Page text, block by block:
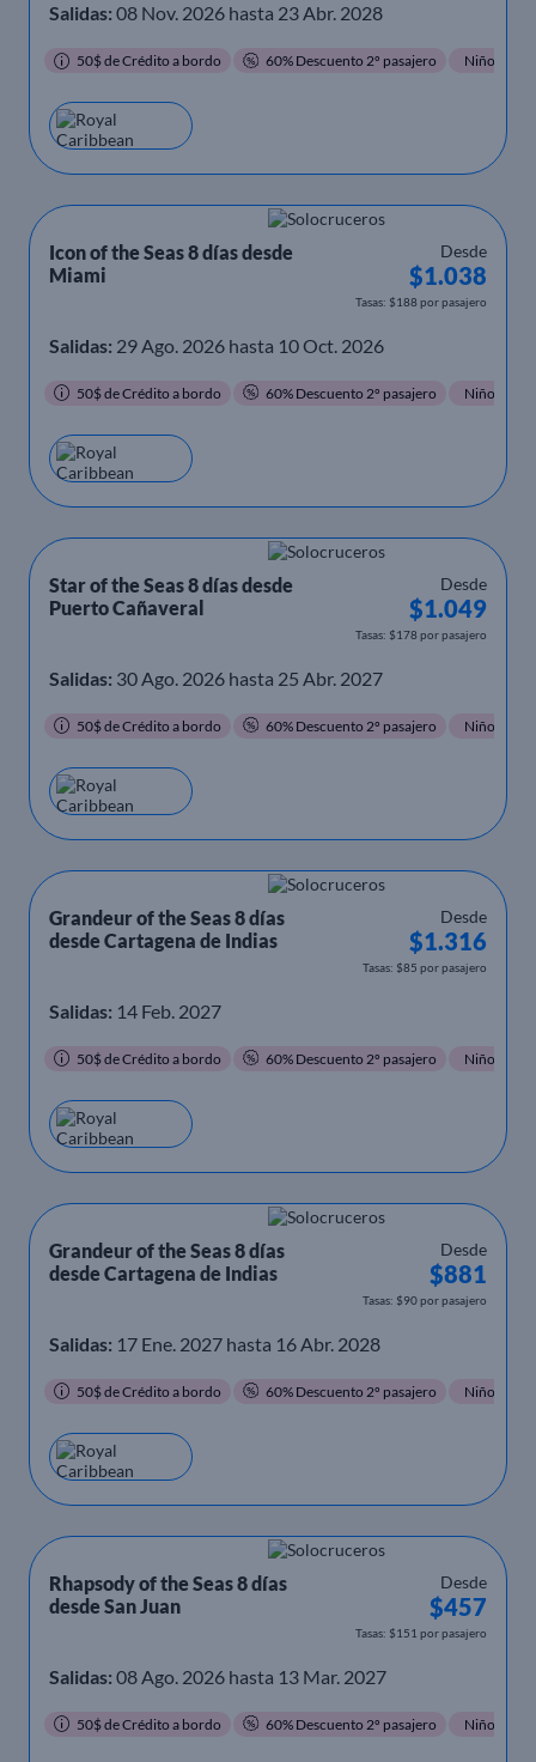
Salidas: 08 Nov. 2026 hasta 23 Abr. 2028
50$ de Crédito a bordo 60% Descuento 2º pasajero Niños
Icon of the Seas 8 días desde
Miami
Desde
$1.038
Tasas: $188 por pasajero
Salidas: 29 Ago. 2026 hasta 10 Oct. 2026
50$ de Crédito a bordo 60% Descuento 2º pasajero Niños
Star of the Seas 8 días desde
Puerto Cañaveral
Desde
$1.049
Tasas: $178 por pasajero
Salidas: 30 Ago. 2026 hasta 25 Abr. 2027
50$ de Crédito a bordo 60% Descuento 2º pasajero Niños
Grandeur of the Seas 8 días
desde Cartagena de Indias
Desde
$1.316
Tasas: $85 por pasajero
Salidas: 14 Feb. 2027
50$ de Crédito a bordo 60% Descuento 2º pasajero Niños
Grandeur of the Seas 8 días
desde Cartagena de Indias
Desde
$881
Tasas: $90 por pasajero
Salidas: 17 Ene. 2027 hasta 16 Abr. 2028
50$ de Crédito a bordo 60% Descuento 2º pasajero Niños
Rhapsody of the Seas 8 días
desde San Juan
Desde
$457
Tasas: $151 por pasajero
Salidas: 08 Ago. 2026 hasta 13 Mar. 2027
50$ de Crédito a bordo 60% Descuento 2º pasajero Niños